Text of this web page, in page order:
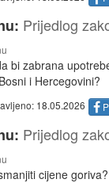
Prijedlog
bi zabrana
i Hercegovini?
18.05.2026
Prijedlog
cijene goriva?